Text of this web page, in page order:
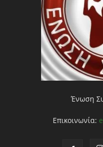
Ένωση
Επικοινωνία: